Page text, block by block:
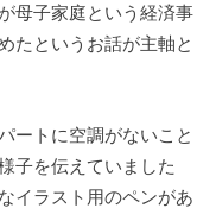
母子家庭という経済事
たというお話が主軸と
ートに空調がないこと
子を伝えていました
イラスト用のペンがあ